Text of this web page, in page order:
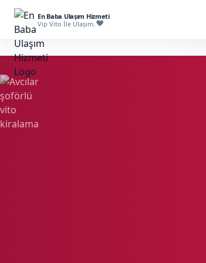
En Baba Ulaşım Hizmeti
Vip Vito İle Ulaşım.